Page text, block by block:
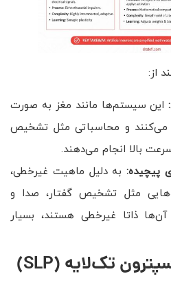
از:
این سیستم‌ها مانند مغز به صورت
می‌کنند و محاسباتی مثل تشخیص
بالا انجام می‌دهند.
پیچیده: به دلیل ماهیت غیرخطی،
مثل تشخیص گفتار، صدا و
ذاتا غیرخطی هستند، بسیار
تک‌لایه (SLP)